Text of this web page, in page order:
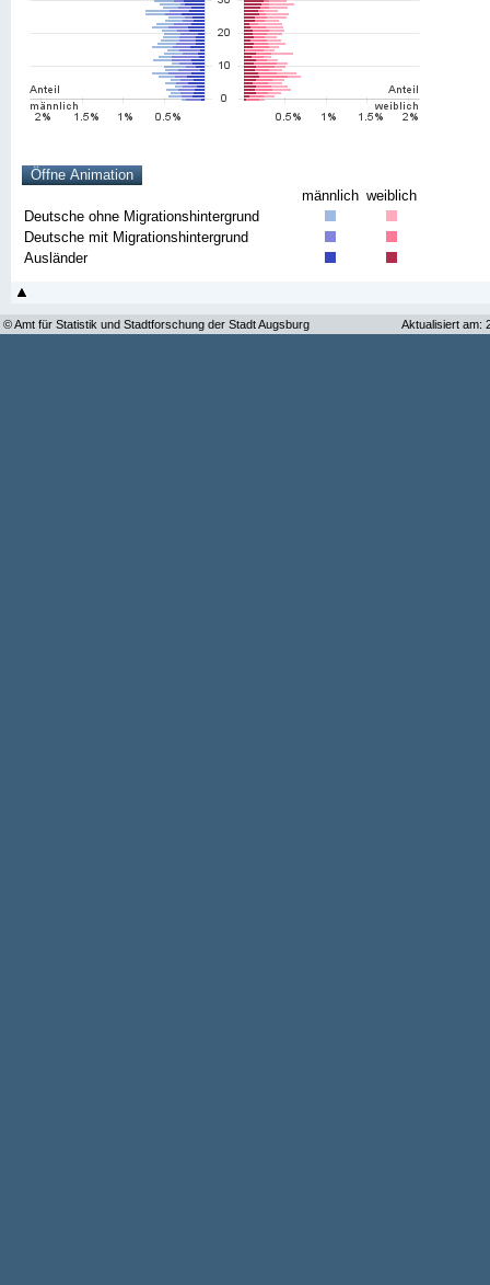
männlich weiblich
Deutsche ohne Migrationshintergrund
Deutsche mit Migrationshintergrund
Ausländer
© Amt für Statistik und Stadtforschung der Stadt Augsburg Aktualisiert am: